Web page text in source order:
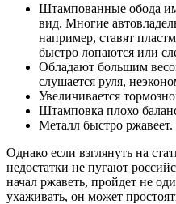
Штампованные обода
вид. Многие
например, ставят
быстро лопаются или
Обладают большим
слушается руля,
Увеличивается
Штамповка плохо
Металл быстро
Однако если взглянуть на
недостатки не пугают
начал ржаветь, пройдет не
ухаживать, он может